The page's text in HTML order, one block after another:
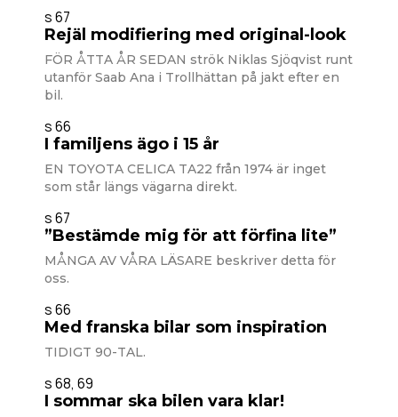
s 67
Rejäl modifiering med original-look
FÖR ÅTTA ÅR SEDAN strök Niklas Sjöqvist runt
utanför Saab Ana i Trollhättan på jakt efter en
bil.
s 66
I familjens ägo i 15 år
EN TOYOTA CELICA TA22 från 1974 är inget
som står längs vägarna direkt.
s 67
”Bestämde mig för att förfina lite”
MÅNGA AV VÅRA LÄSARE beskriver detta för
oss.
s 66
Med franska bilar som inspiration
TIDIGT 90-TAL.
s 68, 69
I sommar ska bilen vara klar!